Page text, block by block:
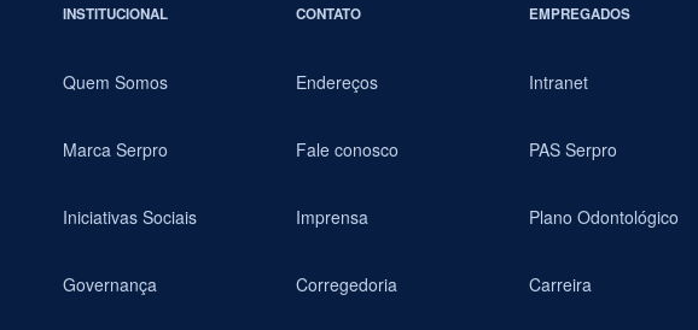
INSTITUCIONAL
Quem Somos
Marca Serpro
Iniciativas Sociais
Governança
CONTATO
Endereços
Fale conosco
Imprensa
Corregedoria
EMPREGADOS
Intranet
PAS Serpro
Plano Odontológico
Carreira